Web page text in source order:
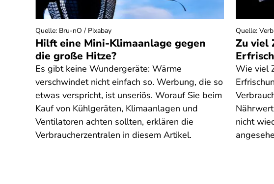
Hilft eine Mini-Klimaanlage gegen
die große Hitze?
Es gibt keine Wundergeräte: Wärme
verschwindet nicht einfach so. Werbung, die so
etwas verspricht, ist unseriös. Worauf Sie beim
Kauf von Kühlgeräten, Klimaanlagen und
Ventilatoren achten sollten, erklären die
Verbraucherzentralen in diesem Artikel.
Quelle: Bru-nO / Pixabay
Zu viel
Wie viel
nicht
Quelle: